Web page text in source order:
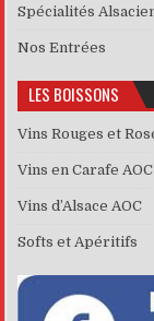
Spécialités
Nos Entrées
LES BOISSONS
Vins Rouges et
Vins en Carafe AOC
Vins d’Alsace AOC
Softs et Apéritifs